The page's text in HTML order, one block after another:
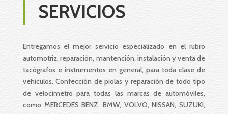
SERVICIOS
Entregamos el mejor servicio especializado en el rubro
automotriz. reparación, mantención, instalación y venta de
tacógrafos e instrumentos en general, para toda clase de
vehículos. Confección de piolas y reparación de todo tipo
de velocímetro para todas las marcas de automóviles,
como MERCEDES BENZ, BMW, VOLVO, NISSAN, SUZUKI,